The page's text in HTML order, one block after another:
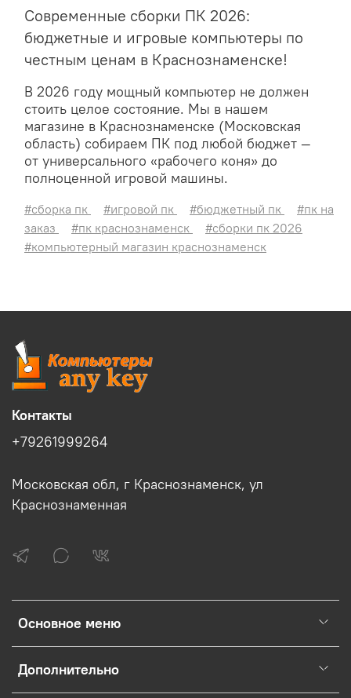
Современные сборки ПК 2026:
бюджетные и игровые компьютеры по
честным ценам в Краснознаменске!
В 2026 году мощный компьютер не должен
стоить целое состояние. Мы в нашем
магазине в Краснознаменске (Московская
область) собираем ПК под любой бюджет —
от универсального «рабочего коня» до
полноценной игровой машины.
#сборка пк #игровой пк #бюджетный пк
#пк на
заказ
#пк краснознаменск
#сборки пк 2026
#компьютерный магазин краснознаменск
Основное меню
Дополнительно
Контакты
+79261999264
Московская обл, г Краснознаменск, ул
Краснознаменная